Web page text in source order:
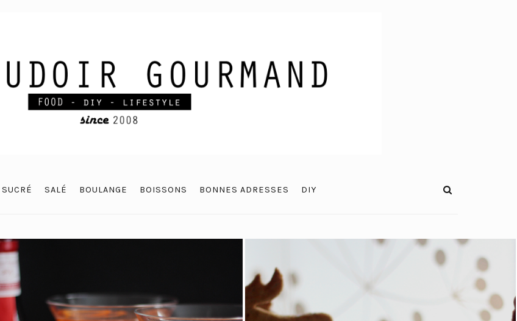
SUCRÉ SALÉ BOULANGE BOISSONS BONNES ADRESSES DIY